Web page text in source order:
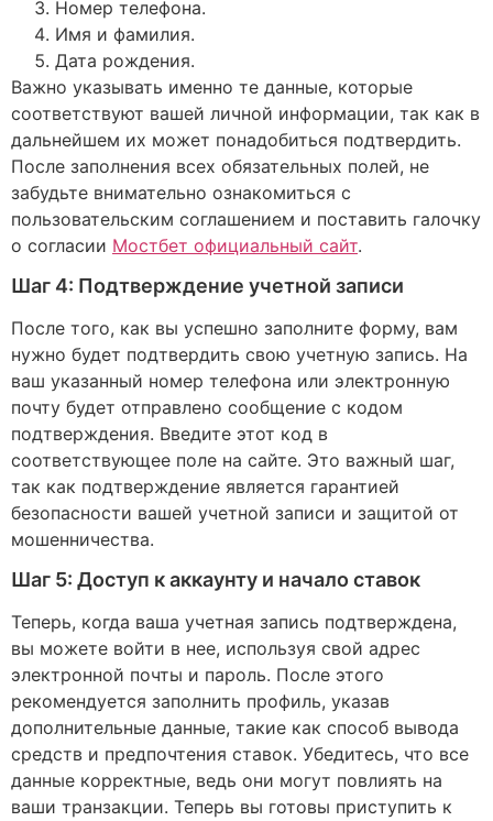
Номер телефона.
Имя и фамилия.
Дата рождения.
Важно указывать именно те данные, которые
соответствуют вашей личной информации, так как в
дальнейшем их может понадобиться подтвердить.
После заполнения всех обязательных полей, не
забудьте внимательно ознакомиться с
пользовательским соглашением и поставить галочку
о согласии Мостбет официальный сайт.
Шаг 4: Подтверждение учетной записи
После того, как вы успешно заполните форму, вам
нужно будет подтвердить свою учетную запись. На
ваш указанный номер телефона или электронную
почту будет отправлено сообщение с кодом
подтверждения. Введите этот код в
соответствующее поле на сайте. Это важный шаг,
так как подтверждение является гарантией
безопасности вашей учетной записи и защитой от
мошенничества.
Шаг 5: Доступ к аккаунту и начало ставок
Теперь, когда ваша учетная запись подтверждена,
вы можете войти в нее, используя свой адрес
электронной почты и пароль. После этого
рекомендуется заполнить профиль, указав
дополнительные данные, такие как способ вывода
средств и предпочтения ставок. Убедитесь, что все
данные корректные, ведь они могут повлиять на
ваши транзакции. Теперь вы готовы приступить к